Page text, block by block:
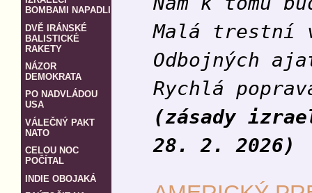
BOMBAMI NAPADLI
DVĚ IRÁNSKÉ
BALISTICKÉ
RAKETY
NÁZOR
DEMOKRATA
PO NADVLÁDOU
USA
VÁLEČNÝ PAKT
NATO
CELOU NOC
POČÍTAL
INDIE OBOJAKÁ
Malá trestní
Odbojných
Rychlá
(zásady
28. 2. 2026)